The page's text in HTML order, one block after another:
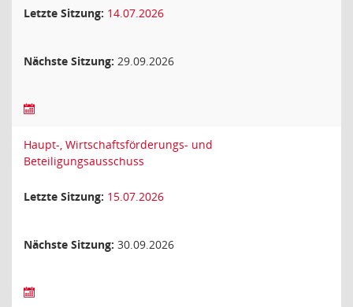
Letzte Sitzung: 14.07.2026
Nächste Sitzung: 29.09.2026
Haupt-, Wirtschaftsförderungs- und
Beteiligungsausschuss
Letzte Sitzung: 15.07.2026
Nächste Sitzung: 30.09.2026